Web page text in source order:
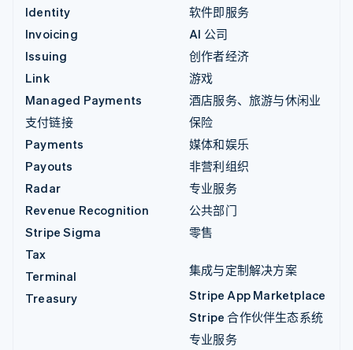
Identity
Invoicing
Issuing
Link
Managed Payments
支付链接
Payments
Payouts
Radar
Revenue Recognition
Stripe Sigma
Tax
Terminal
Treasury
软件即服务
AI 公司
创作者经济
游戏
酒店服务、旅游与休闲业
保险
媒体和娱乐
非营利组织
专业服务
公共部门
零售
集成与定制解决方案
Stripe App Marketplace
Stripe 合作伙伴生态系统
专业服务